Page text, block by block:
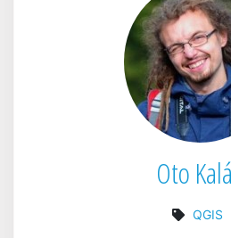
Oto
QGIS